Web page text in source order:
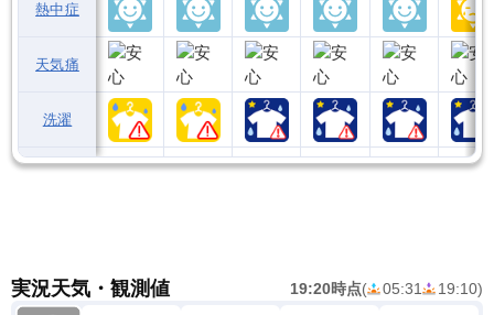
熱中症
天気痛
洗濯
実況天気・観測値 19:20時点( 05:31 19:10)